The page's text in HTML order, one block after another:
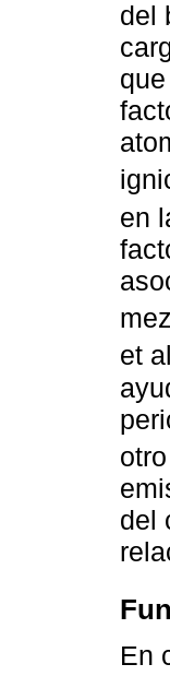
del
en
et
del
En